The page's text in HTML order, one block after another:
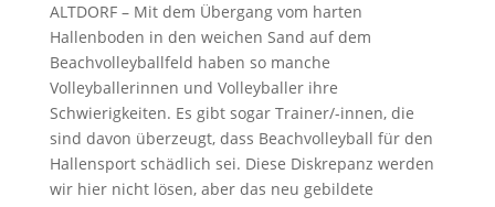
ALTDORF – Mit dem Übergang vom harten
Hallenboden in den weichen Sand auf dem
Beachvolleyballfeld haben so manche
Volleyballerinnen und Volleyballer ihre
Schwierigkeiten. Es gibt sogar Trainer/-innen, die
sind davon überzeugt, dass Beachvolleyball für den
Hallensport schädlich sei. Diese Diskrepanz werden
wir hier nicht lösen, aber das neu gebildete